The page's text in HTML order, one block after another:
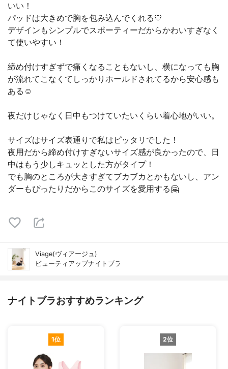
いい！
パッドは大きめで胸を包み込んでくれる💙
デザインもシンプルでスポーティーだからかわいすぎなく
て使いやすい！
締め付けすぎずで痛くなることもないし、横になっても胸
が流れてこなくてしっかりホールドされてるから安心感も
ある☺️
夜だけじゃなく日中もつけていたいくらい着心地がいい。
サイズはサイズ表通りで私はピッタリでした！
夜用だから締め付けすぎないサイズ感が良かったので、日
中はもう少しキュッとした方がタイプ！
でも胸のところが大きすぎてブカブカとかもないし、アン
ダーもぴったりだからこのサイズを愛用する🤗
Viage(ヴィアージュ)
ビューティアップナイトブラ
ナイトブラおすすめランキング
1位 2位